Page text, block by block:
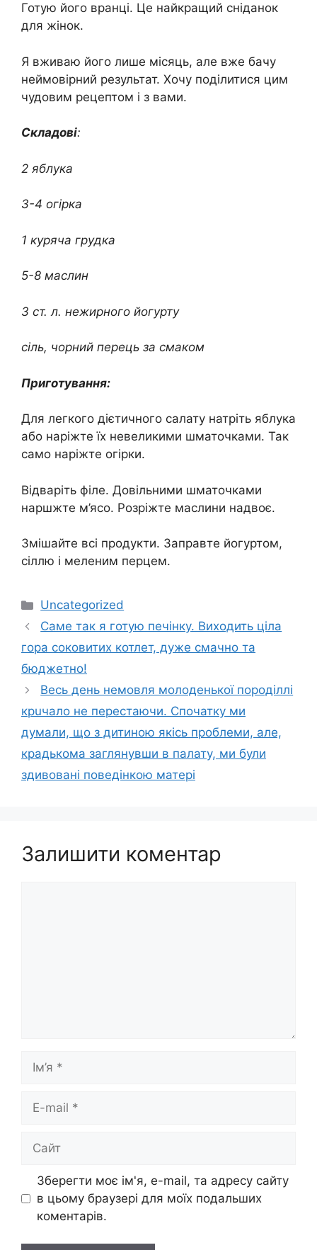
Готую його вранці. Це найкращий сніданок
для жінок.
Я вживаю його лише місяць, але вже бачу
неймовірний результат. Хочу поділитися цим
чудовим рецептом і з вами.
Складові:
2 яблука
3-4 огірка
1 куряча гpyдка
5-8 маслин
3 ст. л. нежирного йогурту
сіль, чорний перець за смаком
Приготування:
Для легкого дієтичного салату натріть яблука
або наріжте їх невеликими шматочками. Так
само наріжте огірки.
Відваріть філе. Довільними шматочками
наршжте м’ясо. Розріжте маслини надвоє.
Змішайте всі продукти. Заправте йогуртом,
сіллю і меленим перцем.
Категорії
Uncategorized
Саме так я готую печінку. Виходить ціла
гора соковитих котлет, дуже смачно та
бюджетно!
Весь день немовля молоденької поpoдiллі
крuчало не перестаючи. Спочатку ми
думали, що з дитиною якісь проблеми, але,
крадькома заглянувши в палату, ми були
здивовані поведінкою матері
Залишити коментар
Ім’я
Сайт
Зберегти моє ім'я, e-mail, та адресу сайту
в цьому браузері для моїх подальших
коментарів.